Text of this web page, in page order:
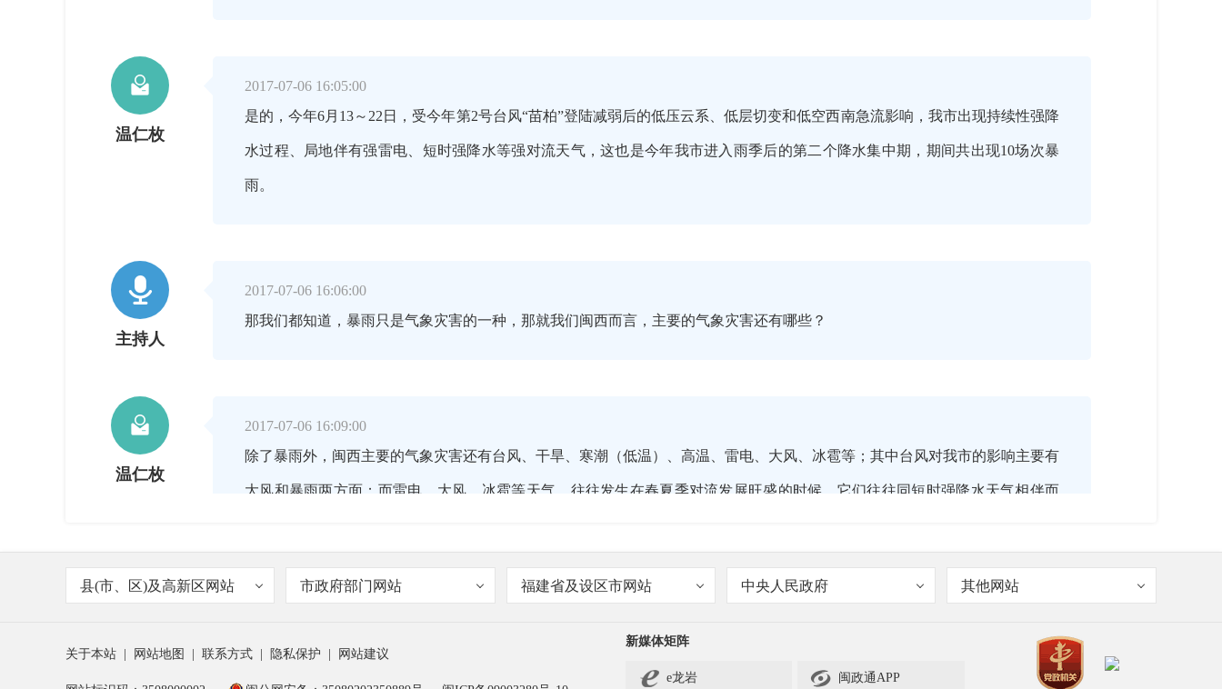

温仁枚
2017-07-06 16:05:00
是的，今年6月13～22日，受今年第2号台风“苗柏”登陆减弱后的低压云系、低层切变和低空西南急流影响，我市出现持续性强降
水过程、局地伴有强雷电、短时强降水等强对流天气，这也是今年我市进入雨季后的第二个降水集中期，期间共出现10场次暴
雨。

主持人
2017-07-06 16:06:00
那我们都知道，暴雨只是气象灾害的一种，那就我们闽西而言，主要的气象灾害还有哪些？

温仁枚
2017-07-06 16:09:00
除了暴雨外，闽西主要的气象灾害还有台风、干旱、寒潮（低温）、高温、雷电、大风、冰雹等；其中台风对我市的影响主要有
大风和暴雨两方面；而雷电、大风、冰雹等天气，往往发生在春夏季对流发展旺盛的时候，它们往往同短时强降水天气相伴而

2017-07-06 16:10:00
县(市、区)及高新区网站 市政府部门网站 福建省及设区市网站 中央人民政府 其他网站
关于本站 网站地图 联系方式 隐私保护 网站建议
新媒体矩阵
e龙岩  闽政通APP